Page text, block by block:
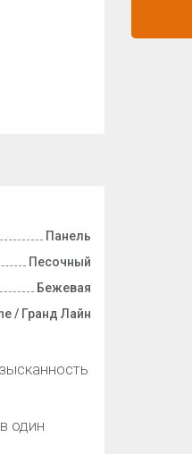
Панель
Песочный
Бежевая
/ Гранд Лайн
один